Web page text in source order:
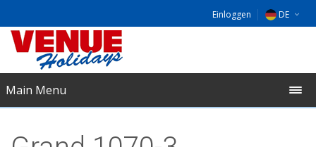
Einloggen DE
UK
Main Menu